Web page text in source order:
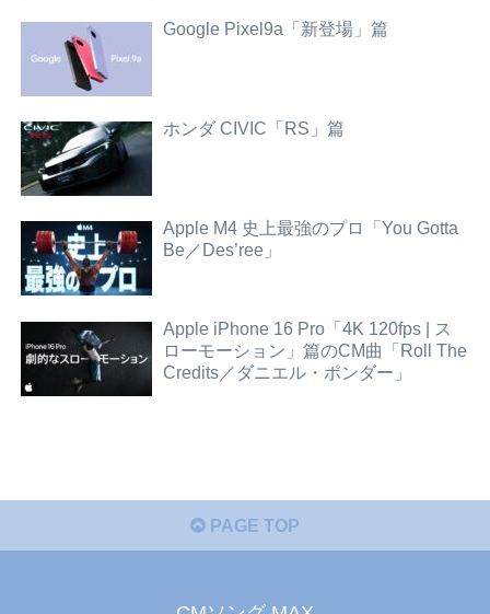
Google Pixel9a「新登場」篇
ホンダ CIVIC「RS」篇
Apple M4 史上最強のプロ「You Gotta
Be／Des’ree」
Apple iPhone 16 Pro「4K 120fps | ス
ローモーション」篇のCM曲「Roll The
Credits／ダニエル・ポンダー」
PAGE TOP